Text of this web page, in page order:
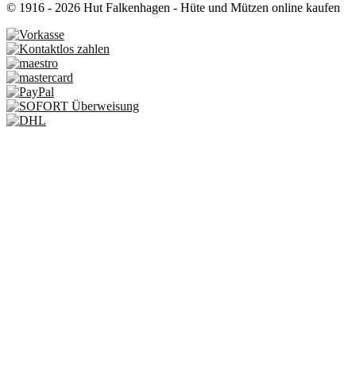
© 1916 - 2026 Hut Falkenhagen - Hüte und Mützen online kaufen